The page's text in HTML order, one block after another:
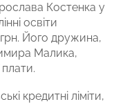
Костенка у
освіти
Його дружина,
Малика,
кредитні ліміти,